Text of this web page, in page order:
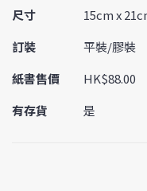
尺寸
15cm x
訂裝
平裝/膠裝
紙書售價
HK$88.00
有存貨
是